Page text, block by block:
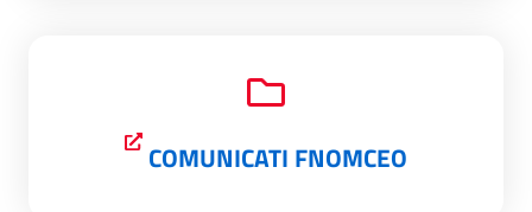
COMUNICATI FNOMCEO